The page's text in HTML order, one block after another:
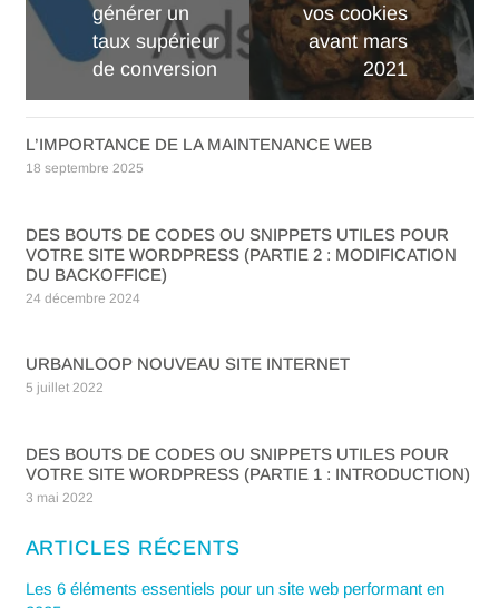
générer un
taux supérieur
de conversion
vos cookies
avant mars
2021
L’IMPORTANCE DE LA MAINTENANCE WEB
18 septembre 2025
DES BOUTS DE CODES OU SNIPPETS UTILES POUR
VOTRE SITE WORDPRESS (PARTIE 2 : MODIFICATION
DU BACKOFFICE)
24 décembre 2024
URBANLOOP NOUVEAU SITE INTERNET
5 juillet 2022
DES BOUTS DE CODES OU SNIPPETS UTILES POUR
VOTRE SITE WORDPRESS (PARTIE 1 : INTRODUCTION)
3 mai 2022
ARTICLES RÉCENTS
Les 6 éléments essentiels pour un site web performant en